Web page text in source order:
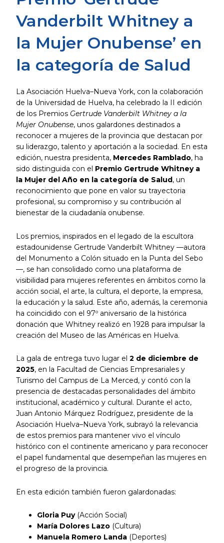
Vanderbilt Whitney a
la Mujer Onubense’ en
la categoría de Salud
La Asociación Huelva–Nueva York, con la colaboración
de la Universidad de Huelva, ha celebrado la II edición
de los Premios Gertrude Vanderbilt Whitney a la
Mujer Onubense, unos galardones destinados a
reconocer a mujeres de la provincia que destacan por
su liderazgo, talento y aportación a la sociedad. En esta
edición, nuestra presidenta, Mercedes Ramblado, ha
sido distinguida con el Premio Gertrude Whitney a
la Mujer del Año en la categoría de Salud , un
reconocimiento que pone en valor su trayectoria
profesional, su compromiso y su contribución al
bienestar de la ciudadanía onubense.
Los premios, inspirados en el legado de la escultora
estadounidense Gertrude Vanderbilt Whitney —autora
del Monumento a Colón situado en la Punta del Sebo
—, se han consolidado como una plataforma de
visibilidad para mujeres referentes en ámbitos como la
acción social, el arte, la cultura, el deporte, la empresa,
la educación y la salud. Este año, además, la ceremonia
ha coincidido con el 97º aniversario de la histórica
donación que Whitney realizó en 1928 para impulsar la
creación del Museo de las Américas en Huelva.
La gala de entrega tuvo lugar el 2 de diciembre de
2025, en la Facultad de Ciencias Empresariales y
Turismo del Campus de La Merced, y contó con la
presencia de destacadas personalidades del ámbito
institucional, académico y cultural. Durante el acto,
Juan Antonio Márquez Rodríguez, presidente de la
Asociación Huelva–Nueva York, subrayó la relevancia
de estos premios para mantener vivo el vínculo
histórico con el continente americano y para reconocer
el papel fundamental que desempeñan las mujeres en
el progreso de la provincia.
En esta edición también fueron galardonadas:
Gloria Puy(Acción Social)
María Dolores Lazo(Cultura)
Manuela Romero Landa(Deportes)